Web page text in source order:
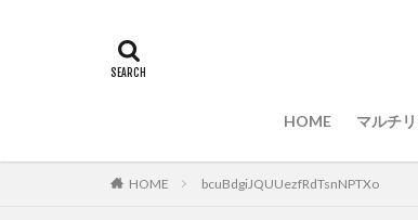
HOME マルチ
HOME bcuBdgiJQUUezfRdTsnNPTXo